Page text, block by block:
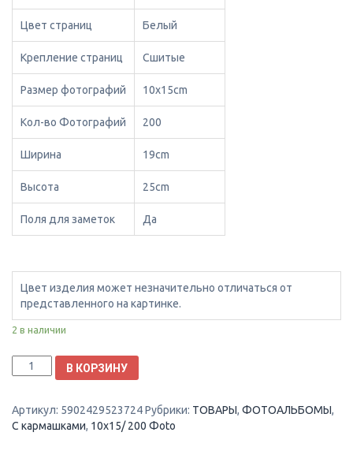
Цвет страниц Белый
Крепление страниц Сшитые
Размер фотографий 10x15cm
Кол-во Фотографий 200
Ширина 19cm
Высота 25cm
Поля для заметок Да
Цвет изделия может незначительно отличаться от
представленного на картинке.
2 в наличии
Количество
Фотоальбом
10x15/200
b46200s
В КОРЗИНУ
Артикул: 5902429523724Рубрики: ТОВАРЫ, ФОТОАЛЬБОМЫ,
С кармашками, 10x15/ 200 Фoto